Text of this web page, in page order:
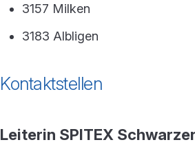
3157 Milken
3183 Albligen
Kontaktstellen
Leiterin SPITEX